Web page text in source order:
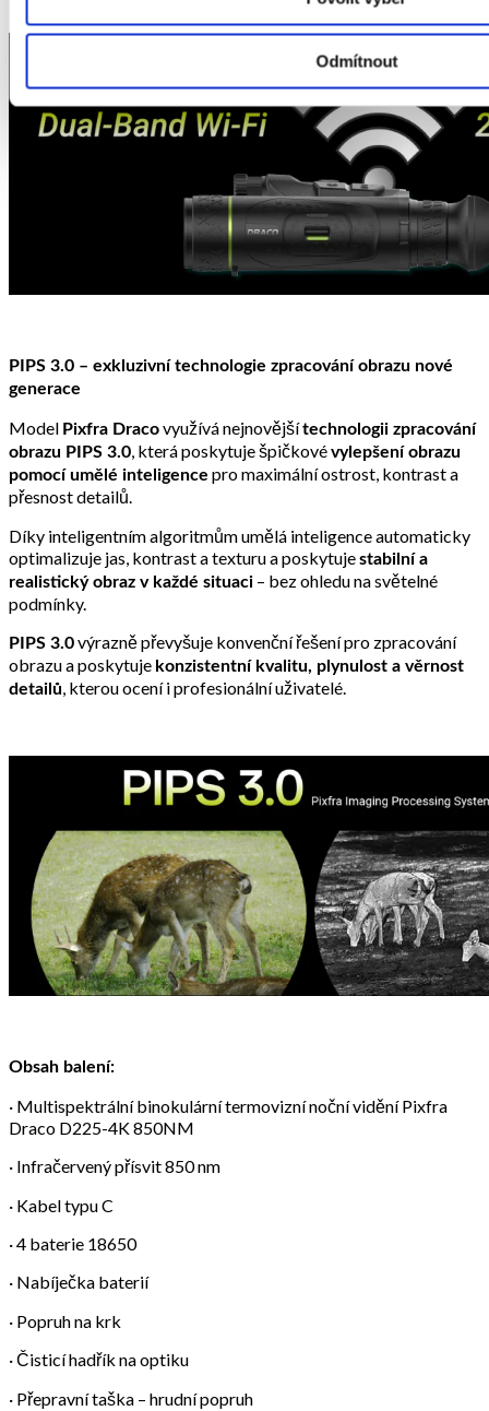
Odmítnout
PIPS 3.0 – exkluzivní technologie zpracování obrazu nové
generace
Model Pixfra Dracovyužívá nejnovějšítechnologii zpracování
obrazu PIPS 3.0 , která poskytuje špičkovévylepšení obrazu
pomocí umělé inteligence pro maximální ostrost, kontrast a
přesnost detailů.
Díky inteligentním algoritmům umělá inteligence automaticky
optimalizuje jas, kontrast a texturu a poskytujestabilní a
realistický obraz v každé situaci – bez ohledu na světelné
podmínky.
PIPS 3.0výrazně převyšuje konvenční řešení pro zpracování
obrazu a poskytuje konzistentní kvalitu, plynulost a věrnost
detailů , kterou ocení i profesionální uživatelé.
Obsah balení:
· Multispektrální binokulární termovizní noční vidění Pixfra
Draco D225-4K 850NM
· Infračervený přísvit 850 nm
· Kabel typu C
· 4 baterie 18650
· Nabíječka baterií
· Popruh na krk
· Čisticí hadřík na optiku
· Přepravní taška – hrudní popruh